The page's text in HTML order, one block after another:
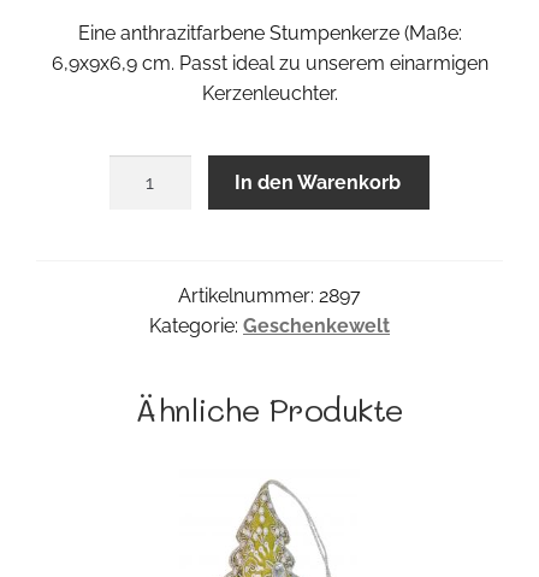
Eine anthrazitfarbene Stumpenkerze (Maße:
6,9x9x6,9 cm. Passt ideal zu unserem einarmigen
Kerzenleuchter.
Stumpenkerze
In den Warenkorb
Artikelnummer: 2897
Kategorie: Geschenkewelt
Ähnliche Produkte